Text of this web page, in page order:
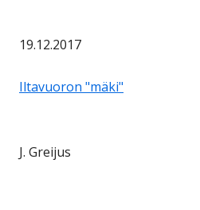
19.12.2017
Iltavuoron "mäki"
J. Greijus